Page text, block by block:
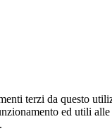
terzi da questo
ed utili
.